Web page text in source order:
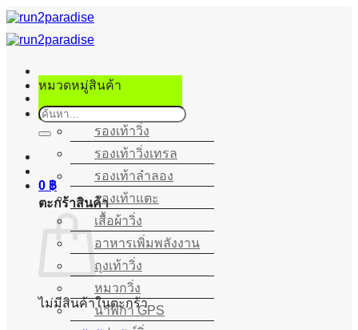
ข้าม
ไป
เนื้อหา
ค้นหา:
0 ฿
ตะกร้าสินค้า
ไม่มีสินค้าในตะกร้า
หมวดหมู่สินค้า
รองเท้าวิ่ง
รองเท้าวิ่งเทรล
รองเท้าลำลอง
รองเท้าแตะ
เสื้อผ้าวิ่ง
อาหารเพิ่มพลังงาน
ถุงเท้าวิ่ง
หมวกวิ่ง
นาฬิกา GPS